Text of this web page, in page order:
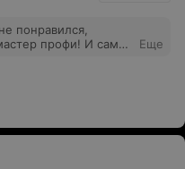
понравился,
профи! И само
Еще